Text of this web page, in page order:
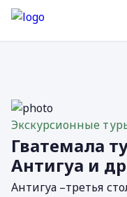
Экскурсионные
Гватемала
Антигуа и
Антигуа –третья